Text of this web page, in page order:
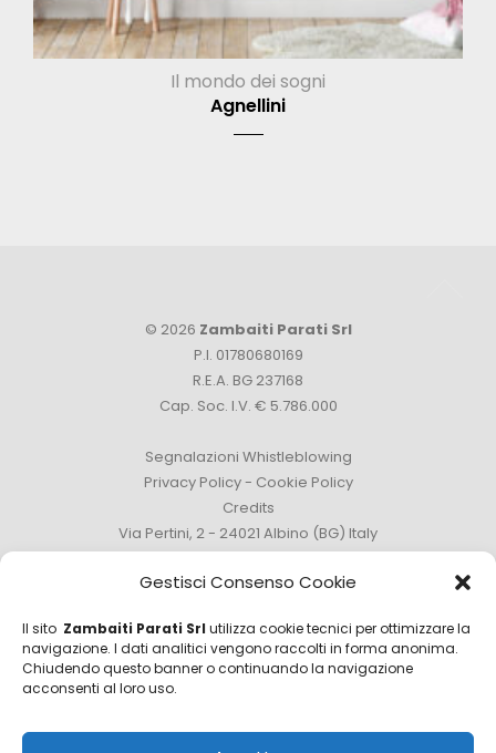
Gestisci Consenso Cookie
Il sito Zambaiti Parati Srl utilizza cookie tecnici per ottimizzare la
navigazione. I dati analitici vengono raccolti in forma anonima.
Chiudendo questo banner o continuando la navigazione
acconsenti al loro uso.
Il mondo dei sogni
Agnellini
© 2026 Zambaiti Parati Srl
P.I. 01780680169
R.E.A. BG 237168
Cap. Soc. I.V. € 5.786.000
Segnalazioni Whistleblowing
Privacy Policy- Cookie Policy
Credits
Via Pertini, 2 - 24021 Albino (BG) Italy
Tel. +39 035 759111 -info@zambaitiparati.com